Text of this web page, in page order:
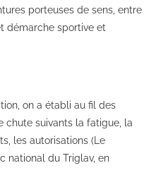
porteuses de sens, entre
démarche sportive et
on a établi au fil des
chute suivants la fatigue, la
les autorisations (Le
national du Triglav, en